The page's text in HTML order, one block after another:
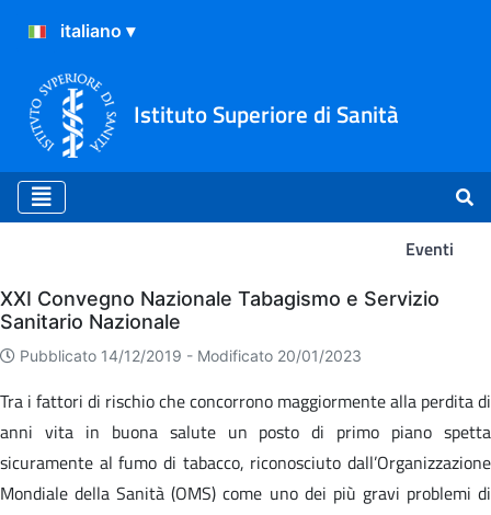
Istituto Superiore di Sanità
Eventi
Eventi
XXI Convegno Nazionale Tabagismo e Servizio
Sanitario Nazionale
Pubblicato 14/12/2019 - Modificato 20/01/2023
Tra i fattori di rischio che concorrono maggiormente alla perdita di
anni vita in buona salute un posto di primo piano spetta
sicuramente al fumo di tabacco, riconosciuto dall’Organizzazione
Mondiale della Sanità (OMS) come uno dei più gravi problemi di